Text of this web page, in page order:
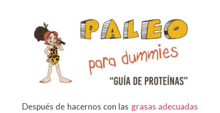
Después de hacernos con las grasas adecuadas